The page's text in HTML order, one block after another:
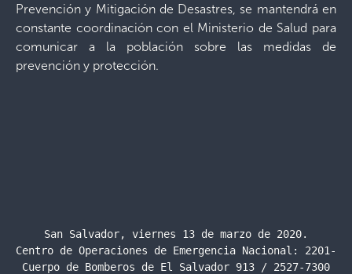
Prevención y Mitigación de Desastres, se mantendrá en
constante coordinación con el Ministerio de Salud para
comunicar a la población sobre las medidas de
prevención y protección.
San Salvador, viernes 13 de marzo de 2020.
Centro de Operaciones de Emergencia Nacional: 2201-
Cuerpo de Bomberos de El Salvador 913 / 2527-7300